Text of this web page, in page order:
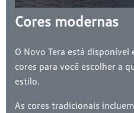
Cores modernas
O Novo Tera está disponível
cores para você escolher a
estilo.
As cores tradicionais